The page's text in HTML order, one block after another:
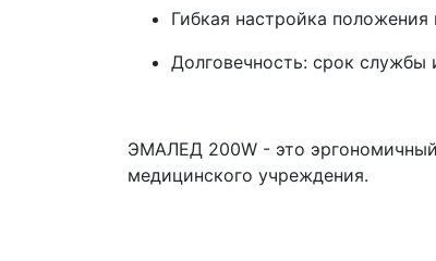
Гибкая настройка
Долговечность: срок
ЭМАЛЕД 200W - это
медицинского учреждения.